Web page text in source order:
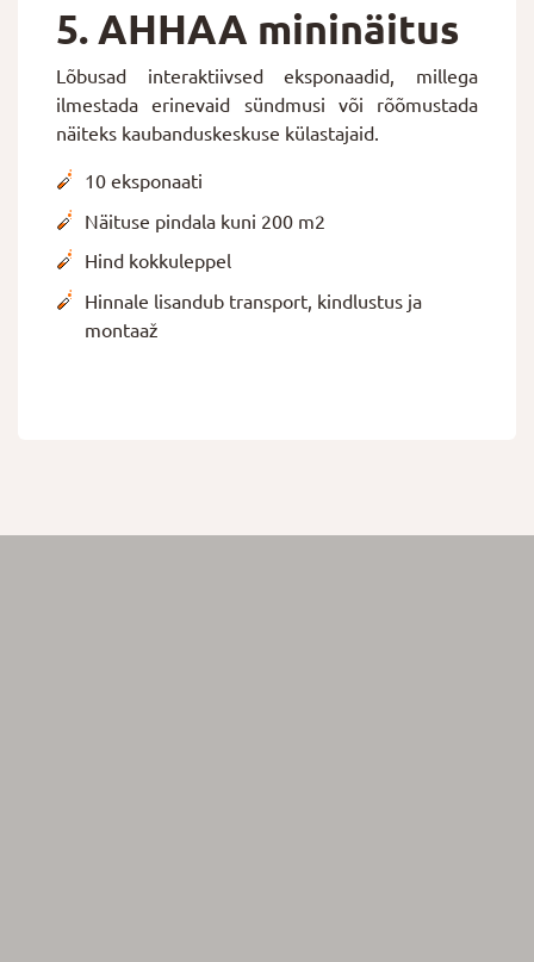
5. AHHAA mininäitus
Lõbusad interaktiivsed eksponaadid, millega
ilmestada erinevaid sündmusi või rõõmustada
näiteks kaubanduskeskuse külastajaid.
10 eksponaati
Näituse pindala kuni 200 m2
Hind kokkuleppel
Hinnale lisandub transport, kindlustus ja
montaaž